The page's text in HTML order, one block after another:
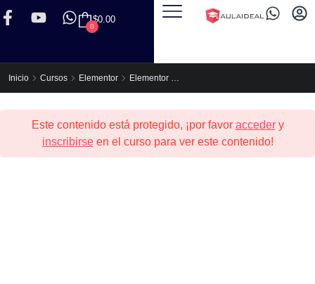
$0.00
0
Inicio Cursos Elementor Elementor Express (Para no Programadores)
Este contenido está protegido, ¡por favor accedery
inscribirseen el curso para ver este contenido!